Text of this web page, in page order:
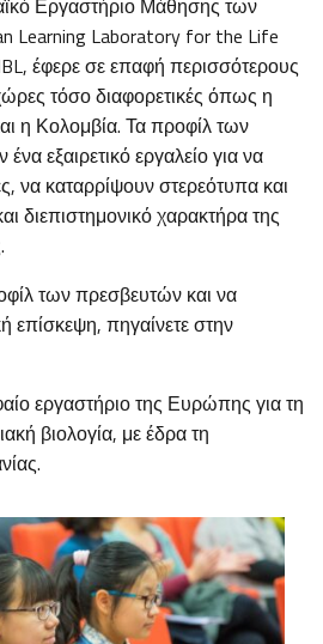
Εργαστήριο Μάθησης των
Learning Laboratory for the Life
έφερε σε επαφή περισσότερους
τόσο διαφορετικές όπως η
η Κολομβία. Τα προφίλ των
εξαιρετικό εργαλείο για να
να καταρρίψουν στερεότυπα και
διεπιστημονικό χαρακτήρα της
των πρεσβευτών και να
επίσκεψη, πηγαίνετε στην
εργαστήριο της Ευρώπης για τη
βιολογία, με έδρα τη